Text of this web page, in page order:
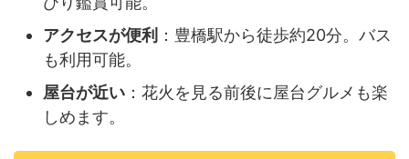
アクセスが便利 ：豊橋駅から徒歩約20分。バス
も利用可能。
屋台が近い ：花火を見る前後に屋台グルメも楽
しめます。